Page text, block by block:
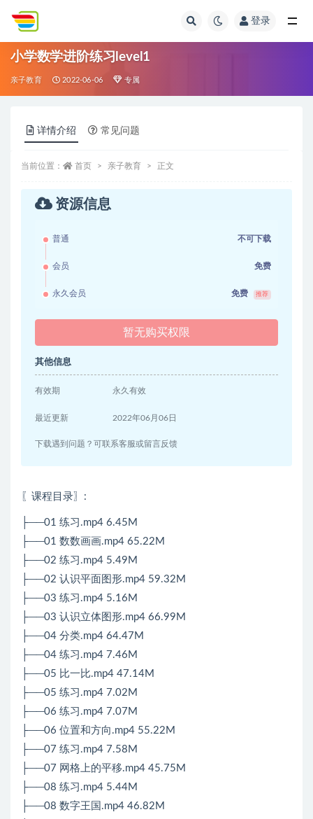
登录
小学数学进阶练习level1
亲子教育 2022-06-06 专属
详情介绍 常见问题
当前位置： 首页 亲子教育 正文
资源信息
普通 不可下载
会员 免费
永久会员 免费 推荐
暂无购买权限
其他信息
有效期 永久有效
最近更新 2022年06月06日
下载遇到问题？可联系客服或留言反馈
〖课程目录〗 :
├──01 练习.mp4 6.45M
├──01 数数画画.mp4 65.22M
├──02 练习.mp4 5.49M
├──02 认识平面图形.mp4 59.32M
├──03 练习.mp4 5.16M
├──03 认识立体图形.mp4 66.99M
├──04 分类.mp4 64.47M
├──04 练习.mp4 7.46M
├──05 比一比.mp4 47.14M
├──05 练习.mp4 7.02M
├──06 练习.mp4 7.07M
├──06 位置和方向.mp4 55.22M
├──07 练习.mp4 7.58M
├──07 网格上的平移.mp4 45.75M
├──08 练习.mp4 5.44M
├──08 数字王国.mp4 46.82M